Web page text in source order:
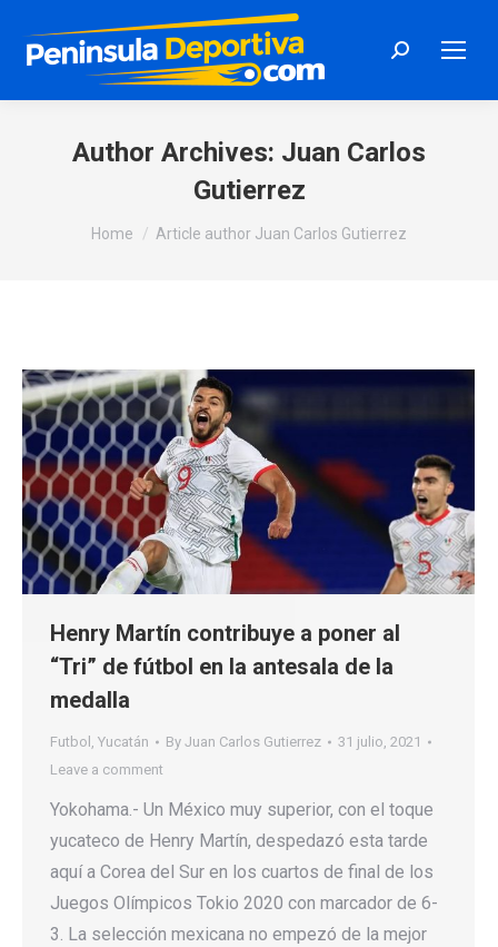
Search:
Author Archives: Juan Carlos
Gutierrez
You are here:
Home Article author Juan Carlos Gutierrez
Henry Martín contribuye a poner al
“Tri” de fútbol en la antesala de la
medalla
Futbol , Yucatán By Juan Carlos Gutierrez
31 julio, 2021
Leave a comment
Yokohama.- Un México muy superior, con el toque
yucateco de Henry Martín, despedazó esta tarde
aquí a Corea del Sur en los cuartos de final de los
Juegos Olímpicos Tokio 2020 con marcador de 6-
3. La selección mexicana no empezó de la mejor